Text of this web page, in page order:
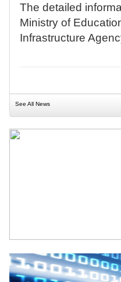
The detailed
Ministry of
Infrastructure
See All News